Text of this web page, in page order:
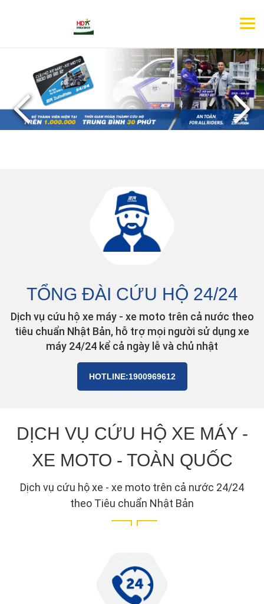
TỔNG ĐÀI CỨU HỘ 24/24
Dịch vụ cứu hộ xe máy - xe moto trên cả nước theo
tiêu chuẩn Nhật Bản, hỗ trợ mọi người sử dụng xe
máy 24/24 kể cả ngày lễ và chủ nhật
HOTLINE:1900969612
DỊCH VỤ CỨU HỘ XE MÁY -
XE MOTO - TOÀN QUỐC
Dịch vụ cứu hộ xe - xe moto trên cả nước 24/24
theo Tiêu chuẩn Nhật Bản